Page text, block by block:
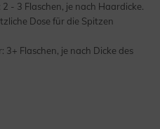
- 3 Flaschen, je nach Haardicke.
Dose für die Spitzen
Flaschen, je nach Dicke des